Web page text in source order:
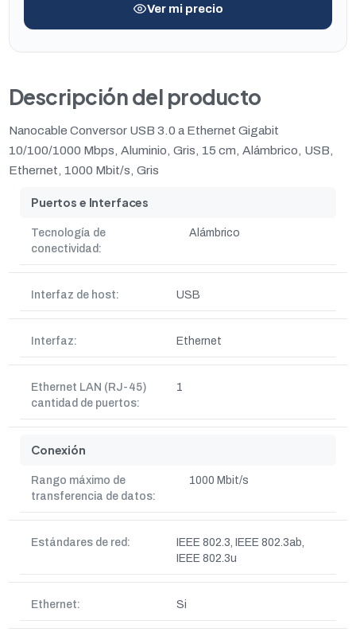
Ver mi precio
Descripción del producto
Nanocable Conversor USB 3.0 a Ethernet Gigabit
10/100/1000 Mbps, Aluminio, Gris, 15 cm, Alámbrico, USB,
Ethernet, 1000 Mbit/s, Gris
Puertos e Interfaces
Tecnología de
conectividad:
Alámbrico
Interfaz de host: USB
Interfaz: Ethernet
Ethernet LAN (RJ-45)
cantidad de puertos:
1
Conexión
Rango máximo de
transferencia de datos:
1000 Mbit/s
Estándares de red:
IEEE 802.3, IEEE 802.3ab,
IEEE 802.3u
Ethernet: Si